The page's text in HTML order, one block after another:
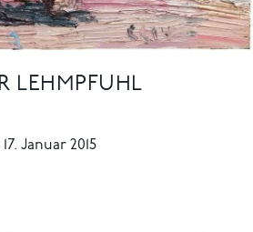
LEHMPFUHL
17. Januar 2015